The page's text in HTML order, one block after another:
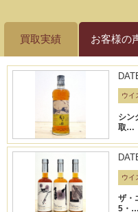
買取実績 お客様の
ウイ
シン
取…
ウイ
ザ・
5・…